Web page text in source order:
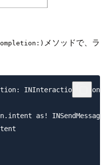
メソッドで、ラ
INInteraction!,
as!